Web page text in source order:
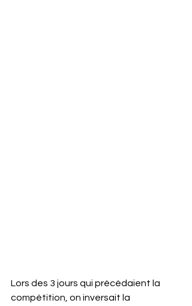
Lors des 3 jours qui précédaient la
compétition, on inversait la